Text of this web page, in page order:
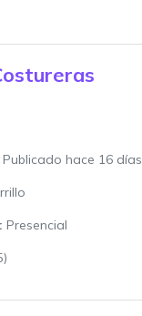
Publicado hace 16 días
Presencial